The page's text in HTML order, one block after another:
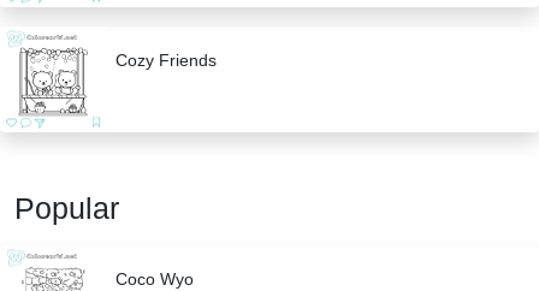
Cozy Friends
Popular
Coco Wyo